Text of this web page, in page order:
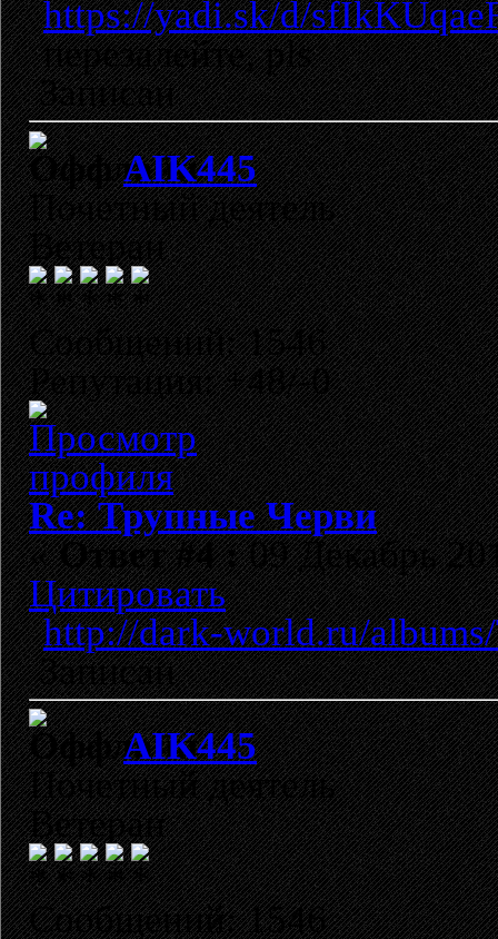
https://yadi.sk/d/
перезалейте, pls
Записан
AIK445
Почетный деятель
Ветеран
Сообщений: 1546
Репутация: +48/-0
Re: Трупные Черви
«Ответ #4 :09 Декабрь
Цитировать
http://dark-world.ru/
Записан
AIK445
Почетный деятель
Ветеран
Сообщений: 1546